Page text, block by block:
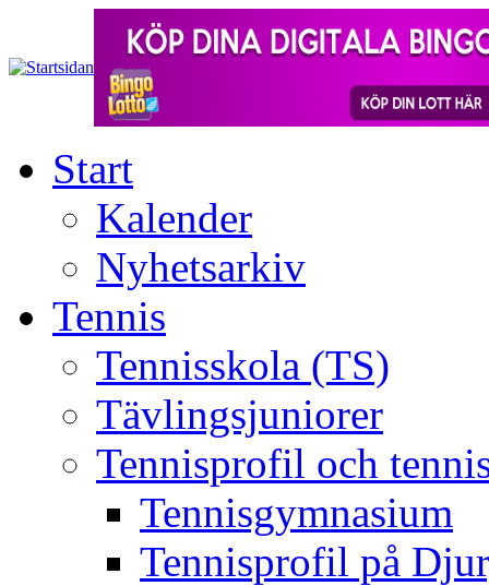
Start
Kalender
Nyhetsarkiv
Tennis
Tennisskola (TS)
Tävlingsjuniorer
Tennisprofil och
Tennisgymnasium
Tennisprofil på